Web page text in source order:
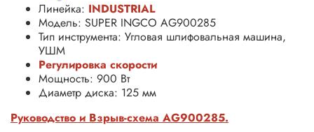
Линейка: INDUSTRIAL
Модель: SUPER INGCO AG900285
Тип инструмента: Угловая шлифовальная машина,
УШМ
Регулировка скорости
Мощность: 900 Вт
Диаметр диска: 125 мм
Руководство и Взрыв-схема AG900285.